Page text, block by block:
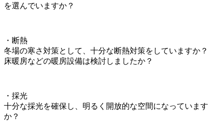
を選んでいますか？
・断熱
冬場の寒さ対策として、十分な断熱対策をしていますか？
床暖房などの暖房設備は検討しましたか？
・採光
十分な採光を確保し、明るく開放的な空間になっています
か？